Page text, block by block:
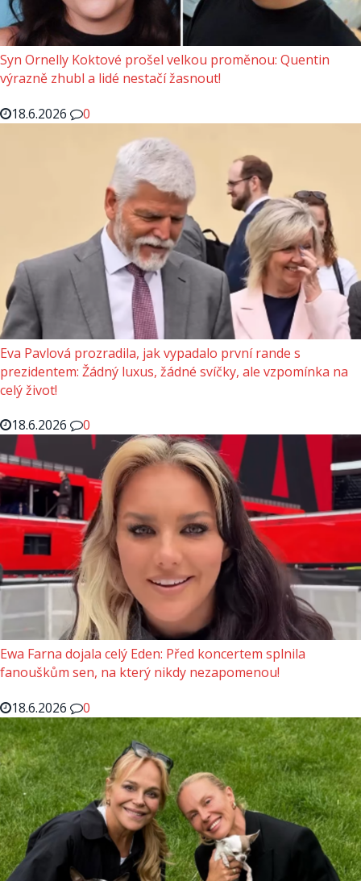
Syn Ornelly Koktové prošel velkou proměnou: Quentin
výrazně zhubl a lidé nestačí žasnout!
18.6.2026
0
Eva Pavlová prozradila, jak vypadalo první rande s
prezidentem: Žádný luxus, žádné svíčky, ale vzpomínka na
celý život!
18.6.2026
0
Ewa Farna dojala celý Eden: Před koncertem splnila
fanouškům sen, na který nikdy nezapomenou!
18.6.2026
0